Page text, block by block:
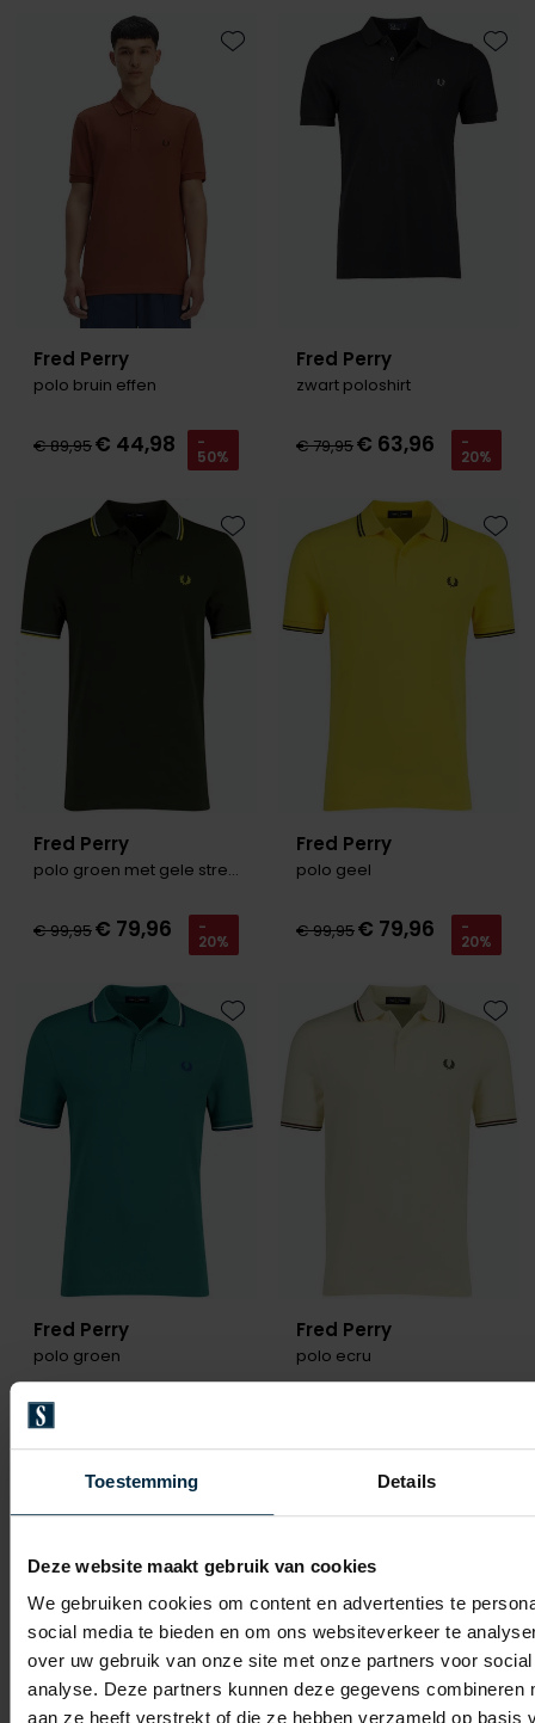
Toestemming Details
Deze website maakt gebruik van cookies
We gebruiken cookies om content en advertenties te
social media te bieden en om ons websiteverkeer te
over uw gebruik van onze site met onze partners voor
analyse. Deze partners kunnen deze gegevens combineren
aan ze heeft verstrekt of die ze hebben verzameld op basis
Fred Perry
polo bruin effen
€ 89,95€ 44,98 -
50%
Toevoegen aan favorieten
Fred Perry
zwart poloshirt
€ 79,95€ 63,96 -
20%
Fred Perry
polo groen met gele strepen
€ 99,95€ 79,96 -
20%
Toevoegen aan favorieten
Fred Perry
polo geel
€ 99,95€ 79,96 -
20%
Fred Perry
polo groen
€ 99,95
Toevoegen aan favorieten
Fred Perry
polo ecru
Toevoegen aan favorieten